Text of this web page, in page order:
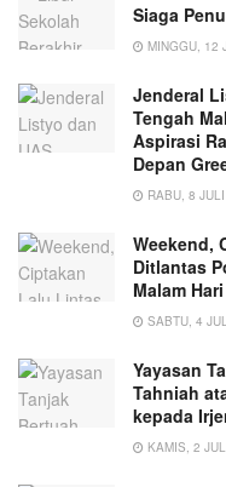
Siaga
MINGGU, 12
Jenderal
Tengah
Aspirasi
Depan
RABU, 8
Weekend,
Ditlantas
Malam Hari
SABTU, 4
Yayasan
Tahniah
kepada
KAMIS, 2